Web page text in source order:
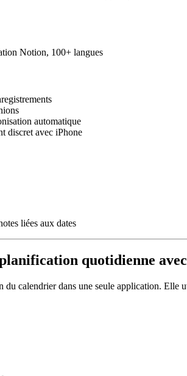
Notion, 100+ langues
automatique
discret avec iPhone
liées aux dates
quotidienne
calendrier dans une seule application.